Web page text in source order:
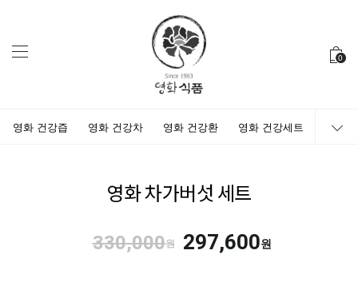
0
영화 건강즙 영화 건강차 영화 건강환 영화 건강세트
영화 차가버섯 세트
330,000원 297,600원